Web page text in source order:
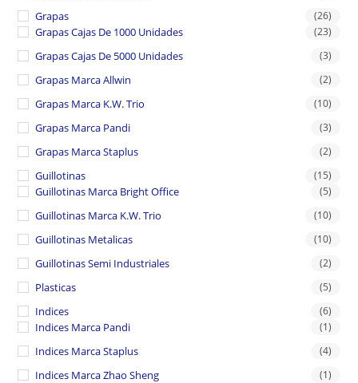
Grapas (26)
Grapas Cajas De 1000 Unidades (23)
Grapas Cajas De 5000 Unidades (3)
Grapas Marca Allwin (2)
Grapas Marca K.W. Trio (10)
Grapas Marca Pandi (3)
Grapas Marca Staplus (2)
Guillotinas (15)
Guillotinas Marca Bright Office (5)
Guillotinas Marca K.W. Trio (10)
Guillotinas Metalicas (10)
Guillotinas Semi Industriales (2)
Plasticas (5)
Indices (6)
Indices Marca Pandi (1)
Indices Marca Staplus (4)
Indices Marca Zhao Sheng (1)